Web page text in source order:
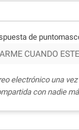
de
CUANDO
electrónico una
con nadie